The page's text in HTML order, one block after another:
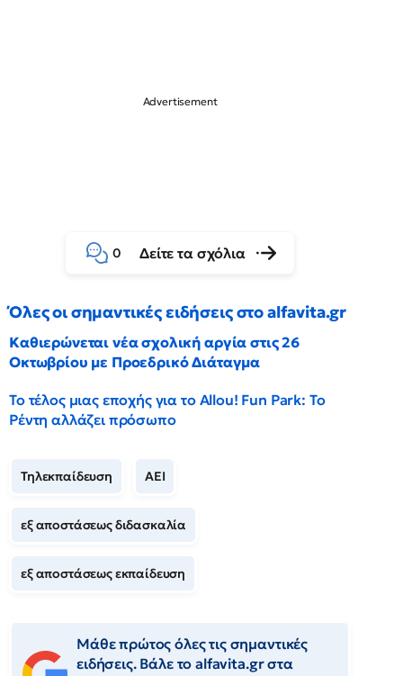
0 Δείτε τα σχόλια
Όλες οι σημαντικές ειδήσεις στο alfavita.gr
Καθιερώνεται νέα σχολική αργία στις 26
Οκτωβρίου με Προεδρικό Διάταγμα
Το τέλος μιας εποχής για το Allou! Fun Park: Το
Ρέντη αλλάζει πρόσωπο
Τηλεκπαίδευση ΑΕΙ
εξ αποστάσεως διδασκαλία
εξ αποστάσεως εκπαίδευση
Μάθε πρώτος όλες τις σημαντικές
ειδήσεις. Βάλε το alfavita.gr στα